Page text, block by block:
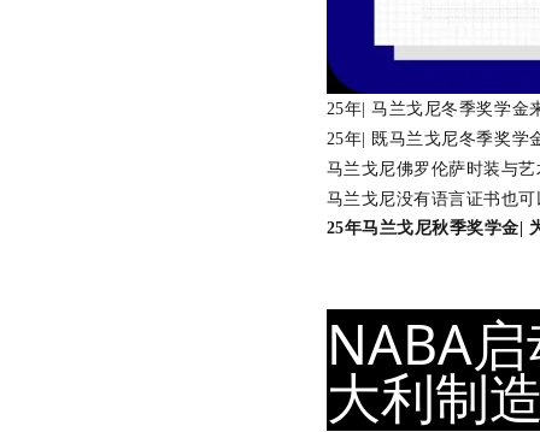
25年| 马兰戈尼冬季奖学金
25年| 既马兰戈尼冬季奖学
马兰戈尼佛罗伦萨时装与
马兰戈尼没有语言证书也
25年马兰戈尼秋季奖学金|
NABA
大利制